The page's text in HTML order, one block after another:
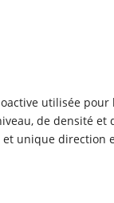
utilisée pour
de densité et
et unique direction